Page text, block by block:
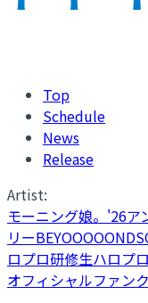
Top
Schedule
News
Release
Artist:
モーニング娘。'26ア
リーBEYOOOOONDS
ロプロ研修生ハロプ
オフィシャルファン